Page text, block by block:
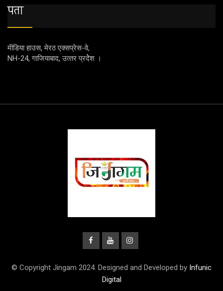
पता
मीडिया हाउस, मेरठ एक्‍सप्रेस-वे,
NH-24, गाजियाबाद, उत्‍तर प्रदेेेेश ।
© Copyright Jingam 2024. Designed and Developed by Infunic
Digital